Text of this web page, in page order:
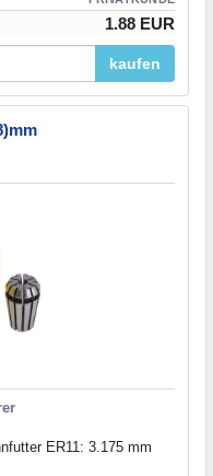
1.88 EUR
kaufen
ER11: 3.175 mm